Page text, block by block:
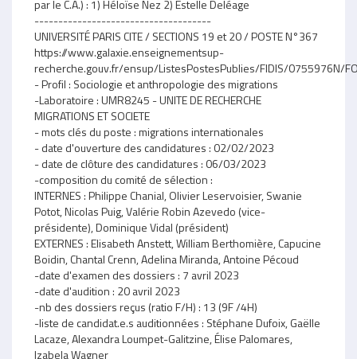
par le C.A.) : 1) Héloïse Nez 2) Estelle Deléage
-------------------------------------
UNIVERSITÉ PARIS CITE / SECTIONS 19 et 20 / POSTE N°367
https://www.galaxie.enseignementsup-
recherche.gouv.fr/ensup/ListesPostesPublies/FIDIS/0755976N/
- Profil : Sociologie et anthropologie des migrations
-Laboratoire : UMR8245 - UNITE DE RECHERCHE
MIGRATIONS ET SOCIETE
- mots clés du poste : migrations internationales
- date d'ouverture des candidatures : 02/02/2023
- date de clôture des candidatures : 06/03/2023
-composition du comité de sélection :
INTERNES : Philippe Chanial, Olivier Leservoisier, Swanie
Potot, Nicolas Puig, Valérie Robin Azevedo (vice-
présidente), Dominique Vidal (président)
EXTERNES : Elisabeth Anstett, William Berthomière, Capucine
Boidin, Chantal Crenn, Adelina Miranda, Antoine Pécoud
-date d'examen des dossiers : 7 avril 2023
-date d'audition : 20 avril 2023
-nb des dossiers reçus (ratio F/H) : 13 (9F /4H)
-liste de candidat.e.s auditionnées : Stéphane Dufoix, Gaëlle
Lacaze, Alexandra Loumpet-Galitzine, Élise Palomares,
Izabela Wagner